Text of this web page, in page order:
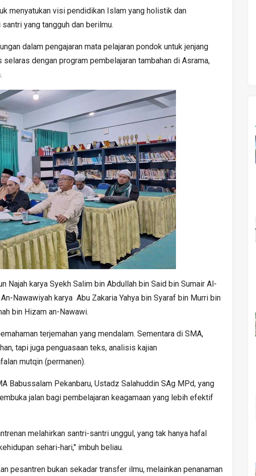
menyatukan visi pendidikan Islam yang holistik dan
yang tangguh dan berilmu.
dalam pengajaran mata pelajaran pondok untuk jenjang
selaras dengan program pembelajaran tambahan di Asrama,
Najah karya Syekh Salim bin Abdullah bin Said bin Sumair Al-
Nawawiyah karya Abu Zakaria Yahya bin Syaraf bin Murri bin
bin Hizam an-Nawawi.
terjemahan yang mendalam. Sementara di SMA,
tapi juga penguasaan teks, analisis kajian
mutqin (permanen).
Babussalam Pekanbaru, Ustadz Salahuddin SAg MPd, yang
jalan bagi pembelajaran keagamaan yang lebih efektif
melahirkan santri-santri unggul, yang tak hanya hafal
sehari-hari," imbuh beliau.
pesantren bukan sekadar transfer ilmu, melainkan penanaman